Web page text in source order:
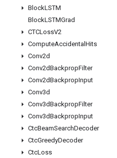
BlockLSTM
BlockLSTMGrad
CTCLossV2
ComputeAccidental Hits
Conv2d
Conv2dBackpropFilter
Conv2dBackpropInput
Conv3d
Conv3dBackpropFilter
Conv3dBackpropInput
CtcBeamSearchDecoder
CtcGreedyDecoder
CtcLoss